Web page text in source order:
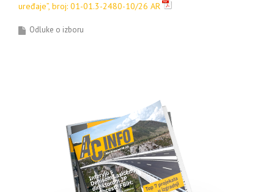
uređaje”, broj: 01-01.3-2480-10/26 AR
Odluke o izboru